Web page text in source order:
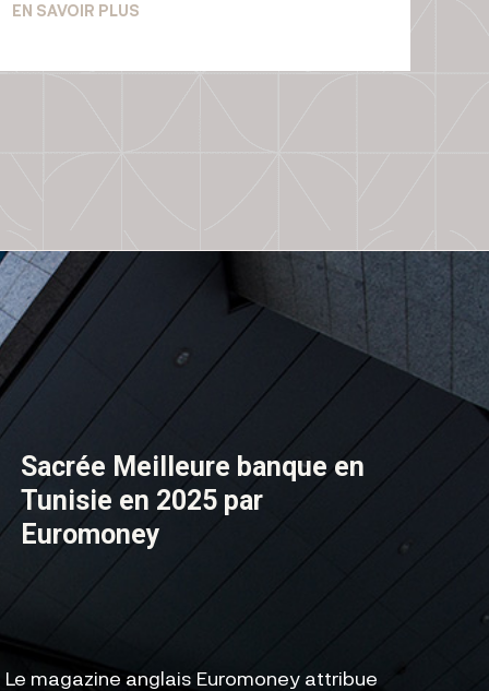
EN SAVOIR PLUS
Sacrée Meilleure banque en
Tunisie en 2025 par
Euromoney
Le magazine anglais Euromoney attribue